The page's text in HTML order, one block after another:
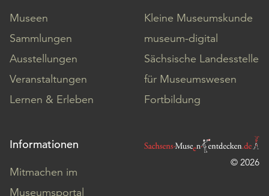
Museen
Sammlungen
Ausstellungen
Veranstaltungen
Lernen & Erleben
Kleine Museumskunde
museum-digital
Sächsische Landesstelle
für Museumswesen
Fortbildung
Informationen
Mitmachen im
Museumsportal
© 2026